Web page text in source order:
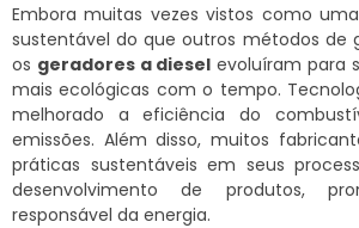
Embora muitas vezes vistos como
sustentável do que outros métodos de
os geradores a diesel evoluíram para
mais ecológicas com o tempo.
melhorado a eficiência do
emissões. Além disso, muitos
práticas sustentáveis em seus
desenvolvimento de produtos,
responsável da energia.